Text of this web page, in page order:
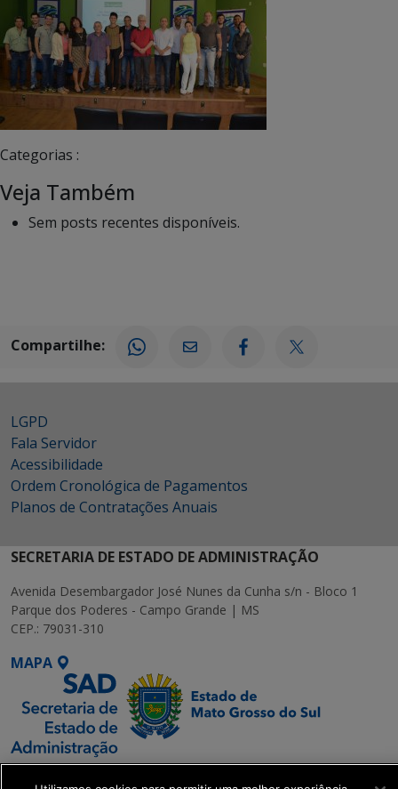
Categorias :
Veja Também
Sem posts recentes disponíveis.
Compartilhe:
LGPD
Fala Servidor
Acessibilidade
Ordem Cronológica de Pagamentos
Planos de Contratações Anuais
SECRETARIA DE ESTADO DE ADMINISTRAÇÃO
Avenida Desembargador José Nunes da Cunha s/n - Bloco 1
Parque dos Poderes - Campo Grande | MS
CEP.: 79031-310
MAPA